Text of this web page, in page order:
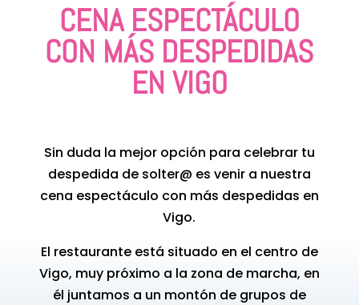
CENA ESPECTÁCULO
CON MÁS DESPEDIDAS
EN VIGO
Sin duda la mejor opción para celebrar tu
despedida de solter@ es venir a nuestra
cena espectáculo con más despedidas en
Vigo.
El restaurante está situado en el centro de
Vigo, muy próximo a la zona de marcha, en
él juntamos a un montón de grupos de